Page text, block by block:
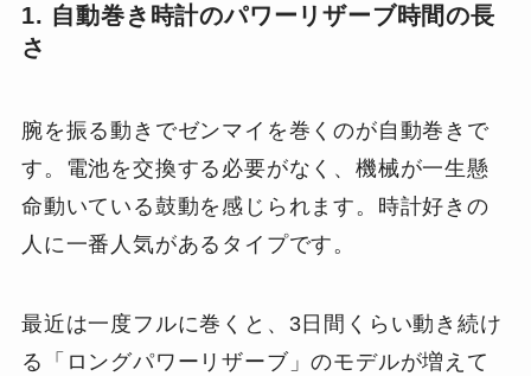
1. 自動巻き時計のパワーリザーブ時間の長
さ
腕を振る動きでゼンマイを巻くのが自動巻きで
す。電池を交換する必要がなく、機械が一生懸
命動いている鼓動を感じられます。時計好きの
人に一番人気があるタイプです。
最近は一度フルに巻くと、3日間くらい動き続け
る「ロングパワーリザーブ」のモデルが増えて